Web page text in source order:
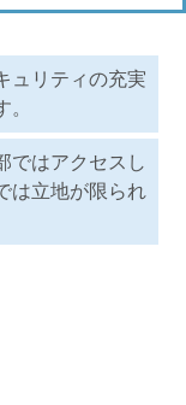
ュリティの充実
ではアクセスし
は立地が限られ